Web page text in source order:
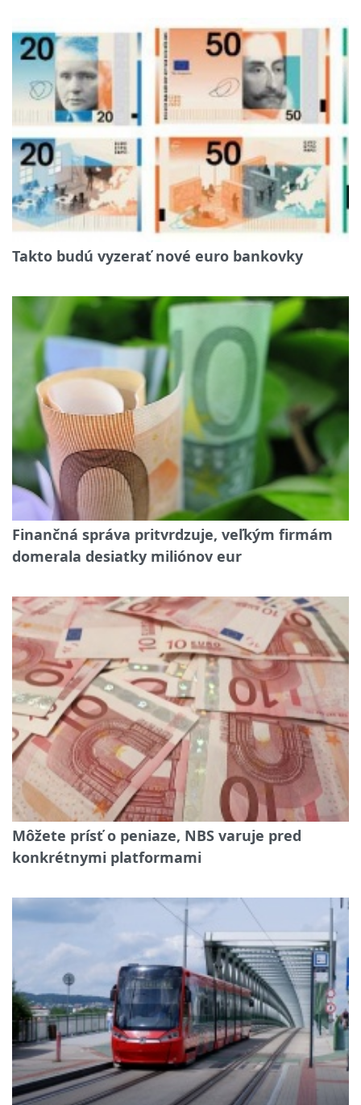
Takto budú vyzerať nové euro bankovky
Finančná správa pritvrdzuje, veľkým firmám
domerala desiatky miliónov eur
Môžete prísť o peniaze, NBS varuje pred
konkrétnymi platformami